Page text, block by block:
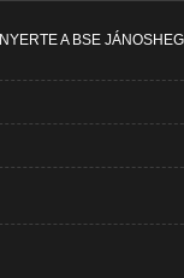
A BSE